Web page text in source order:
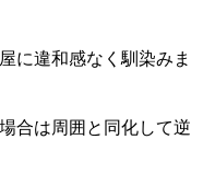
に違和感なく馴染みま
合は周囲と同化して逆